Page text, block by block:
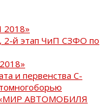
2-й этап ЧиП СЗФО по
и первенства С-
АВТОМОБИЛЯ